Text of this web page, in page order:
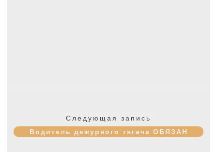
Следующая запись
запись:
Водитель дежурного тягача ОБЯЗАН